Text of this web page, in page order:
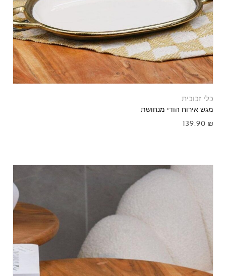
כלי זכוכית
מגש אירוח הודי מנחושת
139.90 ₪